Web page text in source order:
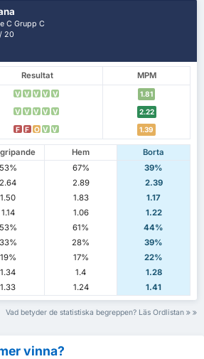
C Grupp C
/ 20
Resultat
MPM
V V V V V 1.81
V V V V V 2.22
F F O V V 1.39
Hem
Borta
53% 67%
39%
2.64 2.89
2.39
1.50 1.83
1.17
1.14 1.06
1.22
53% 61%
44%
33% 28%
39%
19% 17%
22%
1.34 1.4
1.28
1.33 1.24 1.41
Vad betyder de statistiska begreppen? Läs Ordlistan
vinna?